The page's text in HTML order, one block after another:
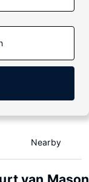
Nearby